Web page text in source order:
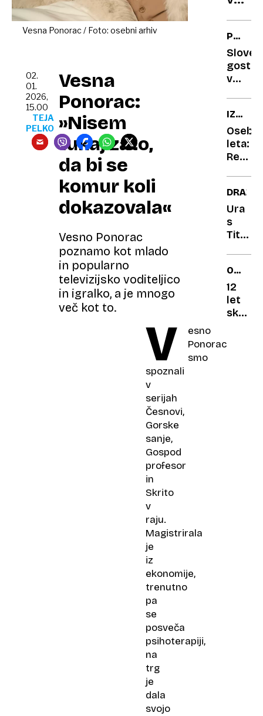
Vesna Ponorac / Foto: osebni arhiv
Vesna
Ponorac:
»Nisem
tukaj zato,
da bi se
komur koli
dokazovala«
Vesno Ponorac
poznamo kot mlado
in popularno
televizijsko voditeljico
in igralko, a je mnogo
več kot to.
02.
01.
2026,
15.00
TEJA
PELKO
V
esno
Ponorac
smo
spoznali
v
serijah
Česnovi,
Gorske
sanje,
Gospod
profesor
in
Skrito
v
raju.
Magistrirala
je
iz
ekonomije,
trenutno
pa
se
posveča
psihoterapiji,
na
trg
je
dala
svojo
na
noč,
ki
vsako
LETA
v
med
turisti,
in
IZBOR
leta:
leta:
»Če
te
duh,
je
vse
Ura
s
vsoto
OB
PADCA
12
let